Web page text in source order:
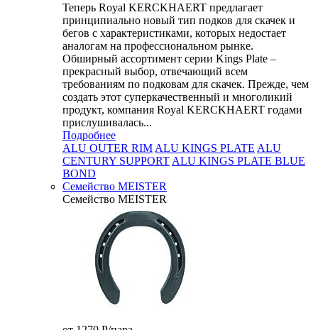
Теперь Royal KERCKHAERT предлагает
принципиально новый тип подков для скачек и
бегов с характеристиками, которых недостает
аналогам на профессиональном рынке.
Обширный ассортимент серии Kings Plate –
прекрасный выбор, отвечающий всем
требованиям по подковам для скачек. Прежде, чем
создать этот суперкачественный и многоликий
продукт, компания Royal KERCKHAERT годами
прислушивалась...
Подробнее
ALU OUTER RIM ALU KINGS PLATE ALU
CENTURY SUPPORT ALU KINGS PLATE BLUE
BOND
Семейство МEISTER
Семейство МEISTER